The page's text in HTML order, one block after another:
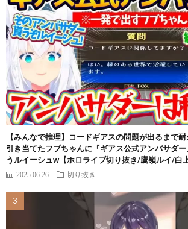
【みんなで推理】コードギアスの問題が出るまで
引き当てたフブちゃんに『ギアス公式アンバサダ
うルイーシュw【ホロライブ切り抜き/鷹嶺ルイ/白
2025.06.26 切り抜き